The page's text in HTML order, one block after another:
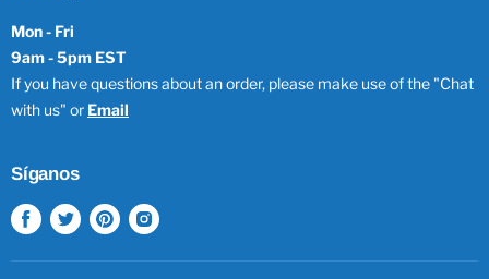
Mon - Fri
9am - 5pm EST
If you have questions about an order, please make use of the "Chat
with us" or Email
Síganos
Encuéntrenos
en
Facebook
Encuéntrenos
en
Twitter
Encuéntrenos
en
Pinterest
Encuéntrenos
Instagram